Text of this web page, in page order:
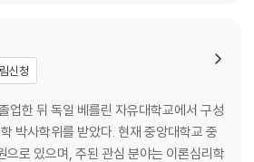
과 자기 망상의 기술
신청
업한 뒤 독일 베를린 자유대학교에서 구성
박사학위를 받았다. 현재 중앙대학교 중
으로 있으며, 주된 관심 분야는 이론심리학